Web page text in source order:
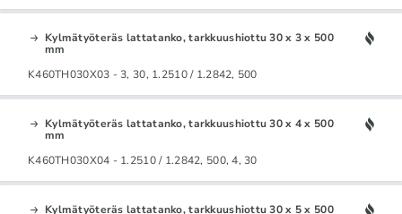
Kylmätyöteräs lattatanko, tarkkuushiottu 30 x 3 x 500
mm
K460TH030X03 - 3, 30, 1.2510 / 1.2842, 500
Kylmätyöteräs lattatanko, tarkkuushiottu 30 x 4 x 500
mm
K460TH030X04 - 1.2510 / 1.2842, 500, 4, 30
Kylmätyöteräs lattatanko, tarkkuushiottu 30 x 5 x 500